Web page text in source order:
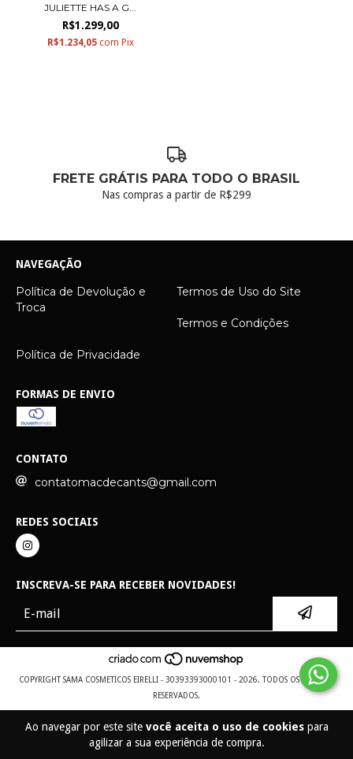
Ao navegar por este site você aceita o uso de cookiespara
agilizar a sua experiência de compra.
JULIETTE HAS A G...
R$1.299,00
R$1.234,05 com Pix
FRETE GRÁTIS PARA TODO O BRASIL
Nas compras a partir de R$299
NAVEGAÇÃO
Política de Devolução e
Troca
Termos de Uso do Site
Termos e Condições
Política de Privacidade
FORMAS DE ENVIO
CONTATO
contatomacdecants@gmail.com
REDES SOCIAIS
INSCREVA-SE PARA RECEBER NOVIDADES!
COPYRIGHT SAMA COSMETICOS EIRELLI - 30393393000101 - 2026. TODOS OS DIREITOS
RESERVADOS.